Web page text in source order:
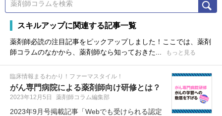
スキルアップに関連する記事一覧
薬剤師必読の注目記事をピックアップしました！ここでは、薬剤
師コラムのなかから、薬剤師なら知っておきた...
もっと見る
臨床情報まるわかり！ファーマスタイル！
がん専門病院による薬剤師向け研修とは？
2023年12月5日 薬剤師コラム編集部
2023年9月号掲載記事「Webでも受けられる認定